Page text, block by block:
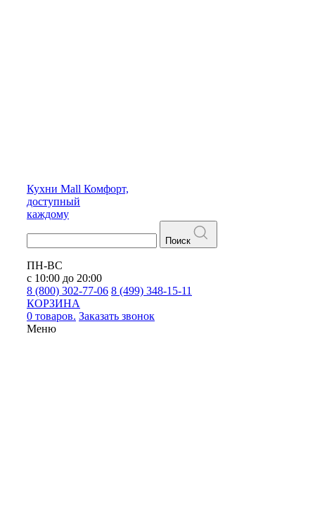
Кухни Mall Комфорт,
доступный
каждому
Поиск
ПН-ВС
с 10:00 до 20:00
8 (800) 302-77-06 8 (499) 348-15-11
КОРЗИНА
0 товаров. Заказать звонок
Меню